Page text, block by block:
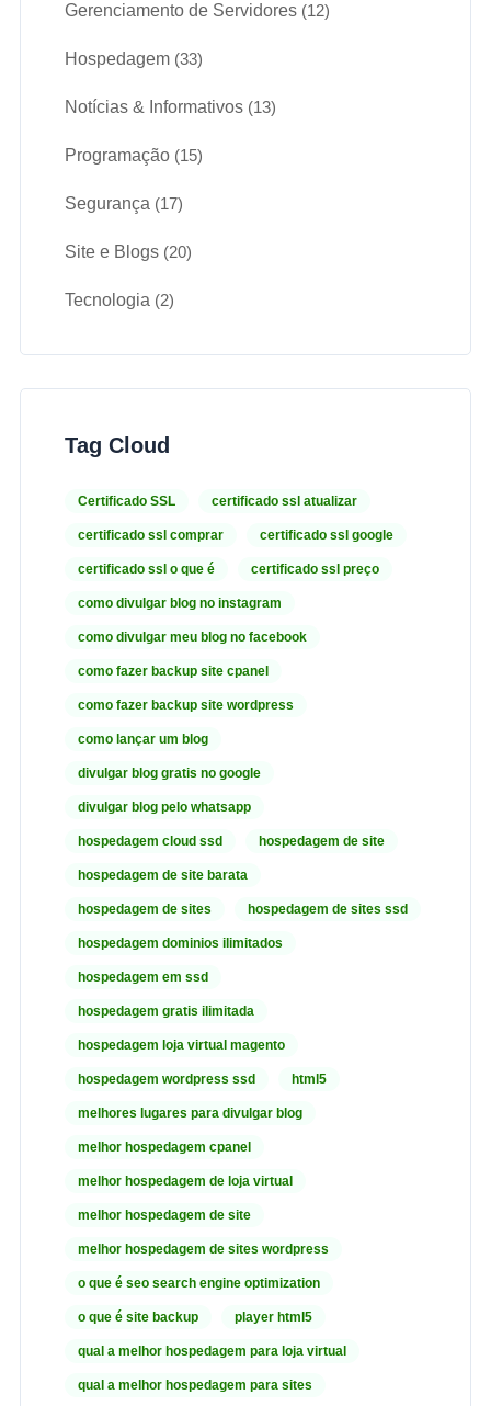
Gerenciamento de Servidores (12)
Hospedagem (33)
Notícias & Informativos (13)
Programação (15)
Segurança (17)
Site e Blogs (20)
Tecnologia (2)
Tag Cloud
Certificado SSL certificado ssl atualizar
certificado ssl comprar certificado ssl google
certificado ssl o que é certificado ssl preço
como divulgar blog no instagram
como divulgar meu blog no facebook
como fazer backup site cpanel
como fazer backup site wordpress
como lançar um blog
divulgar blog gratis no google
divulgar blog pelo whatsapp
hospedagem cloud ssd hospedagem de site
hospedagem de site barata
hospedagem de sites hospedagem de sites ssd
hospedagem dominios ilimitados
hospedagem em ssd
hospedagem gratis ilimitada
hospedagem loja virtual magento
hospedagem wordpress ssd html5
melhores lugares para divulgar blog
melhor hospedagem cpanel
melhor hospedagem de loja virtual
melhor hospedagem de site
melhor hospedagem de sites wordpress
o que é seo search engine optimization
o que é site backup player html5
qual a melhor hospedagem para loja virtual
qual a melhor hospedagem para sites